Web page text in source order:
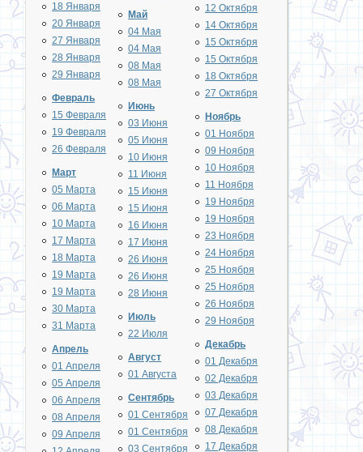
18 Января
20 Января
27 Января
28 Января
29 Января
Февраль
15 Февраля
19 Февраля
26 Февраля
Март
05 Марта
06 Марта
10 Марта
17 Марта
18 Марта
19 Марта
19 Марта
30 Марта
31 Марта
Апрель
01 Апреля
05 Апреля
06 Апреля
08 Апреля
09 Апреля
Май
04 Мая
04 Мая
08 Мая
08 Мая
Июнь
03 Июня
05 Июня
10 Июня
11 Июня
15 Июня
15 Июня
16 Июня
17 Июня
26 Июня
26 Июня
28 Июня
Июль
22 Июля
Август
01 Августа
Сентябрь
01 Сентября
01 Сентября
03 Сентября
12 Октября
14 Октября
15 Октября
15 Октября
18 Октября
27 Октября
Ноябрь
01 Ноября
09 Ноября
10 Ноября
11 Ноября
19 Ноября
19 Ноября
23 Ноября
24 Ноября
25 Ноября
25 Ноября
26 Ноября
29 Ноября
Декабрь
01 Декабря
02 Декабря
03 Декабря
07 Декабря
08 Декабря
17 Декабря